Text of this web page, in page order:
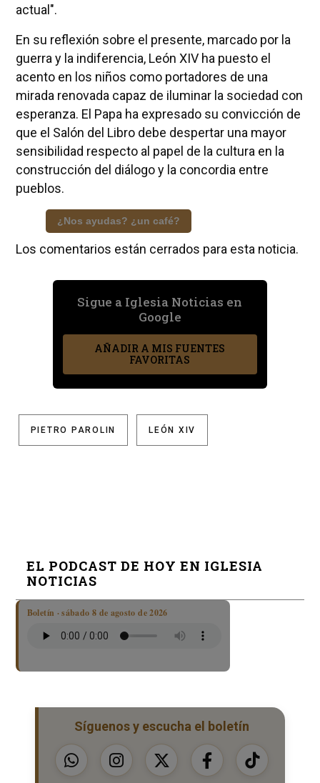
actual".
En su reflexión sobre el presente, marcado por la
guerra y la indiferencia, León XIV ha puesto el
acento en los niños como portadores de una
mirada renovada capaz de iluminar la sociedad con
esperanza. El Papa ha expresado su convicción de
que el Salón del Libro debe despertar una mayor
sensibilidad respecto al papel de la cultura en la
construcción del diálogo y la concordia entre
pueblos.
¿Nos ayudas? ¿un café?
Los comentarios están cerrados para esta noticia.
Sigue a Iglesia Noticias en
Google
AÑADIR A MIS FUENTES
FAVORITAS
PIETRO PAROLIN LEÓN XIV
EL PODCAST DE HOY EN IGLESIA
NOTICIAS
Boletín · sábado 8 de agosto de 2026
Síguenos y escucha el boletín